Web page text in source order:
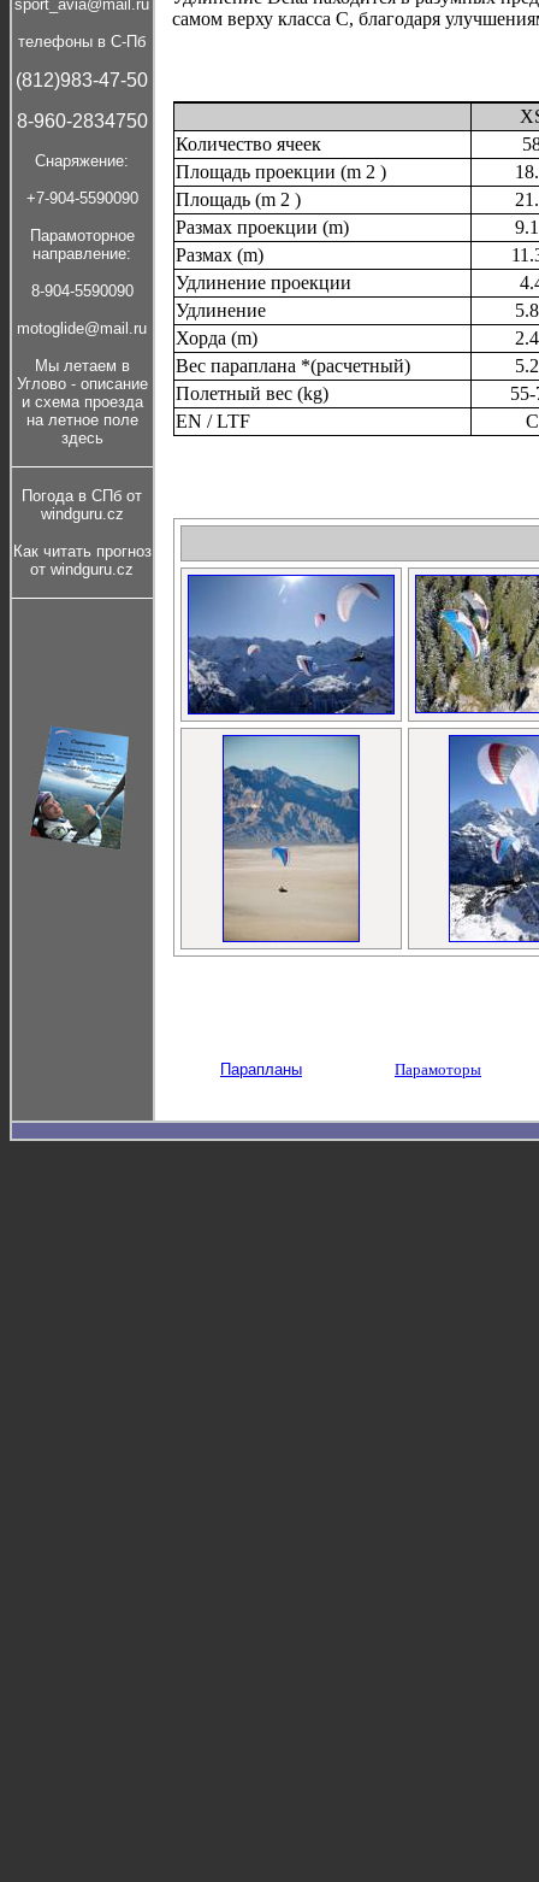
sport_avia@mail.ru
телефоны в С-Пб
(812)983-47-50
8-960-2834750
Cнаряжение:
+7-904-5590090
Парамоторное
направление:
8-904-5590090
motoglide@mail.ru
Мы летаем в
Углово - описание
и cхема проезда
на летное поле
здесь
Погода в СПб от
windguru.cz
Как читать прогноз
от windguru.cz
самом верху класса C, благодаря
Количество ячеек
Площадь проекции (m 2 )
Площадь (m 2 )
Размах проекции (m)
Размах (m)
Удлинение проекции
Удлинение
Хорда (m)
Вес параплана *(расчетный)
Полетный вес (kg)
EN / LTF
C
Парапланы Парамоторы